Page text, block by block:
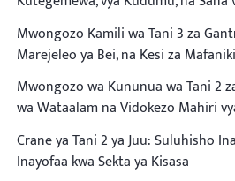
Mwongozo Kamili wa Tani 3 za
Marejeleo ya Bei, na Kesi za
Mwongozo wa Kununua wa Tani 2
wa Wataalam na Vidokezo Mahiri
Crane ya Tani 2 ya Juu: Suluhisho
Inayofaa kwa Sekta ya Kisasa